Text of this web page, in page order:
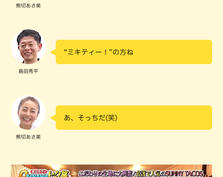
熊切あさ美
島田秀平
“ミキティー！”の方ね
熊切あさ美
あ、そっちだ(笑)